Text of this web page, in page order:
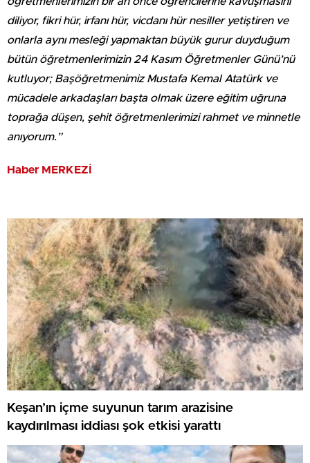
diliyor, fikri hür, irfanı hür, vicdanı hür nesiller yetiştiren ve
onlarla aynı mesleği yapmaktan büyük gurur duyduğum
bütün öğretmenlerimizin 24 Kasım Öğretmenler Günü’nü
kutluyor; Başöğretmenimiz Mustafa Kemal Atatürk ve
mücadele arkadaşları başta olmak üzere eğitim uğruna
toprağa düşen, şehit öğretmenlerimizi rahmet ve minnetle
anıyorum.”
Haber MERKEZİ
Keşan’ın içme suyunun tarım arazisine
kaydırılması iddiası şok etkisi yarattı